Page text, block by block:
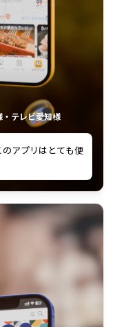
テレビ愛知様
能地域外からも見
す！